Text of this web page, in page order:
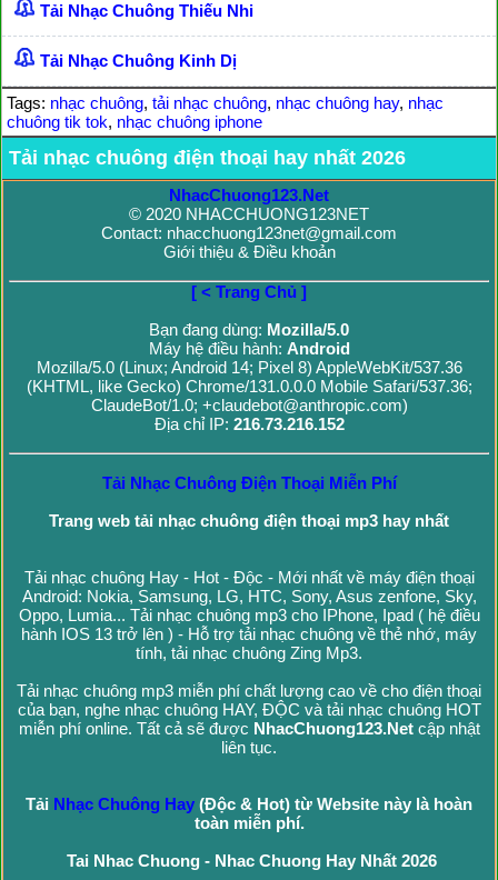
Tải Nhạc Chuông Thiếu Nhi
Tải Nhạc Chuông Kinh Dị
Tags: nhạc chuông, tải nhạc chuông, nhạc chuông hay, nhạc
chuông tik tok, nhạc chuông iphone
Tải nhạc chuông điện thoại hay nhất 2026
NhacChuong123.Net
© 2020 NHACCHUONG123NET
Contact: nhacchuong123net@gmail.com
Giới thiệu & Điều khoản
[ < Trang Chủ ]
Bạn đang dùng: Mozilla/5.0
Máy hệ điều hành: Android
Mozilla/5.0 (Linux; Android 14; Pixel 8) AppleWebKit/537.36
(KHTML, like Gecko) Chrome/131.0.0.0 Mobile Safari/537.36;
ClaudeBot/1.0; +claudebot@anthropic.com)
Địa chỉ IP: 216.73.216.152
Tải Nhạc Chuông Điện Thoại Miễn Phí
Trang web tải nhạc chuông điện thoại mp3 hay nhất
Tải nhạc chuông Hay - Hot - Độc - Mới nhất về máy điện thoại
Android: Nokia, Samsung, LG, HTC, Sony, Asus zenfone, Sky,
Oppo, Lumia... Tải nhạc chuông mp3 cho IPhone, Ipad ( hệ điều
hành IOS 13 trở lên ) - Hỗ trợ tải nhạc chuông về thẻ nhớ, máy
tính, tải nhạc chuông Zing Mp3.
Tải nhạc chuông mp3 miễn phí chất lượng cao về cho điện thoại
của bạn, nghe nhạc chuông HAY, ĐỘC và tải nhạc chuông HOT
miễn phí online. Tất cả sẽ được NhacChuong123.Netcập nhật
liên tục.
Tải Nhạc Chuông Hay (Độc & Hot) từ Website này là hoàn
toàn miễn phí.
Tai Nhac Chuong - Nhac Chuong Hay Nhất 2026